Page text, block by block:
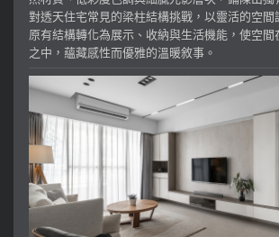
對透天住宅常見的梁柱結構挑戰，以靈活的空間
原有結構轉化為展示、收納與生活機能，使空間
之中，蘊藏感性而優雅的溫暖敘事。